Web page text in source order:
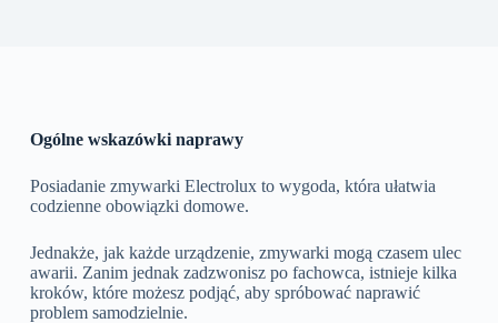
Ogólne wskazówki naprawy
Posiadanie zmywarki Electrolux to wygoda, która ułatwia
codzienne obowiązki domowe.
Jednakże, jak każde urządzenie, zmywarki mogą czasem ulec
awarii. Zanim jednak zadzwonisz po fachowca, istnieje kilka
kroków, które możesz podjąć, aby spróbować naprawić
problem samodzielnie.